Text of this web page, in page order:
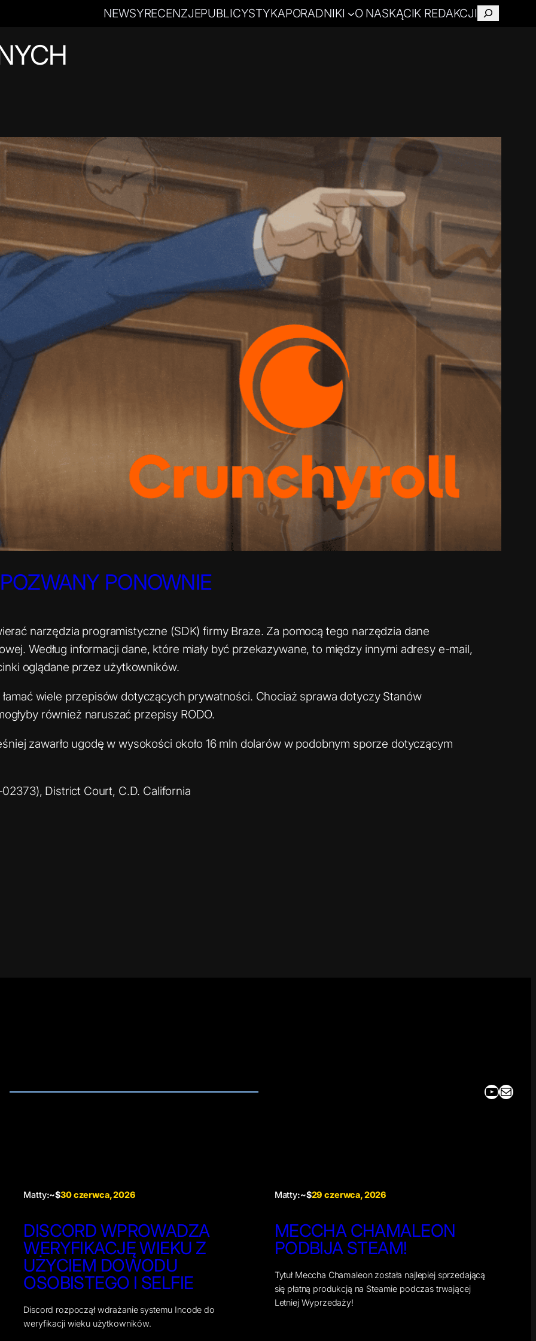
NEWSYRECENZJEPUBLICYSTYKAPORADNIKI O NASKĄCIK REDAKCJI Szukaj
PONOWNIE
narzędzia programistyczne (SDK) firmy Braze. Za pomocą tego narzędzia dane
Według informacji dane, które miały być przekazywane, to między innymi adresy e-mail,
oglądane przez użytkowników.
łamać wiele przepisów dotyczących prywatności. Chociaż sprawa dotyczy Stanów
również naruszać przepisy RODO.
zawarło ugodę w wysokości około 16 mln dolarów w podobnym sporze dotyczącym
District Court, C.D. California
YouTube Mail
Matty:~$30 czerwca, 2026
DISCORD WPROWADZA
WERYFIKACJĘ WIEKU Z
UŻYCIEM DOWODU
OSOBISTEGO I SELFIE
Discord rozpoczął wdrażanie systemu Incode do
weryfikacji wieku użytkowników.
Matty:~$29 czerwca, 2026
MECCHA CHAMALEON
PODBIJA STEAM!
Tytuł Meccha Chamaleon została najlepiej sprzedającą
się płatną produkcją na Steamie podczas trwającej
Letniej Wyprzedaży!